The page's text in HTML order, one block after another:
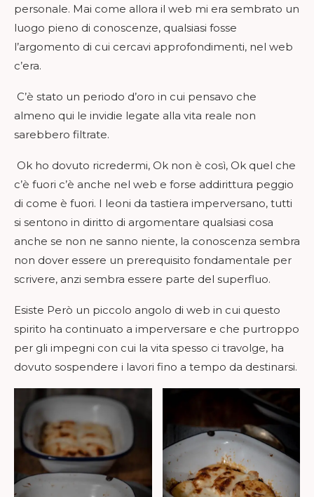
personale. Mai come allora il web mi era sembrato un
luogo pieno di conoscenze, qualsiasi fosse
l’argomento di cui cercavi approfondimenti, nel web
c’era.
C’è stato un periodo d’oro in cui pensavo che
almeno qui le invidie legate alla vita reale non
sarebbero filtrate.
Ok ho dovuto ricredermi, Ok non è così, Ok quel che
c’è fuori c’è anche nel web e forse addirittura peggio
di come è fuori. I leoni da tastiera imperversano, tutti
si sentono in diritto di argomentare qualsiasi cosa
anche se non ne sanno niente, la conoscenza sembra
non dover essere un prerequisito fondamentale per
scrivere, anzi sembra essere parte del superfluo.
Esiste Però un piccolo angolo di web in cui questo
spirito ha continuato a imperversare e che purtroppo
per gli impegni con cui la vita spesso ci travolge, ha
dovuto sospendere i lavori fino a tempo da destinarsi.